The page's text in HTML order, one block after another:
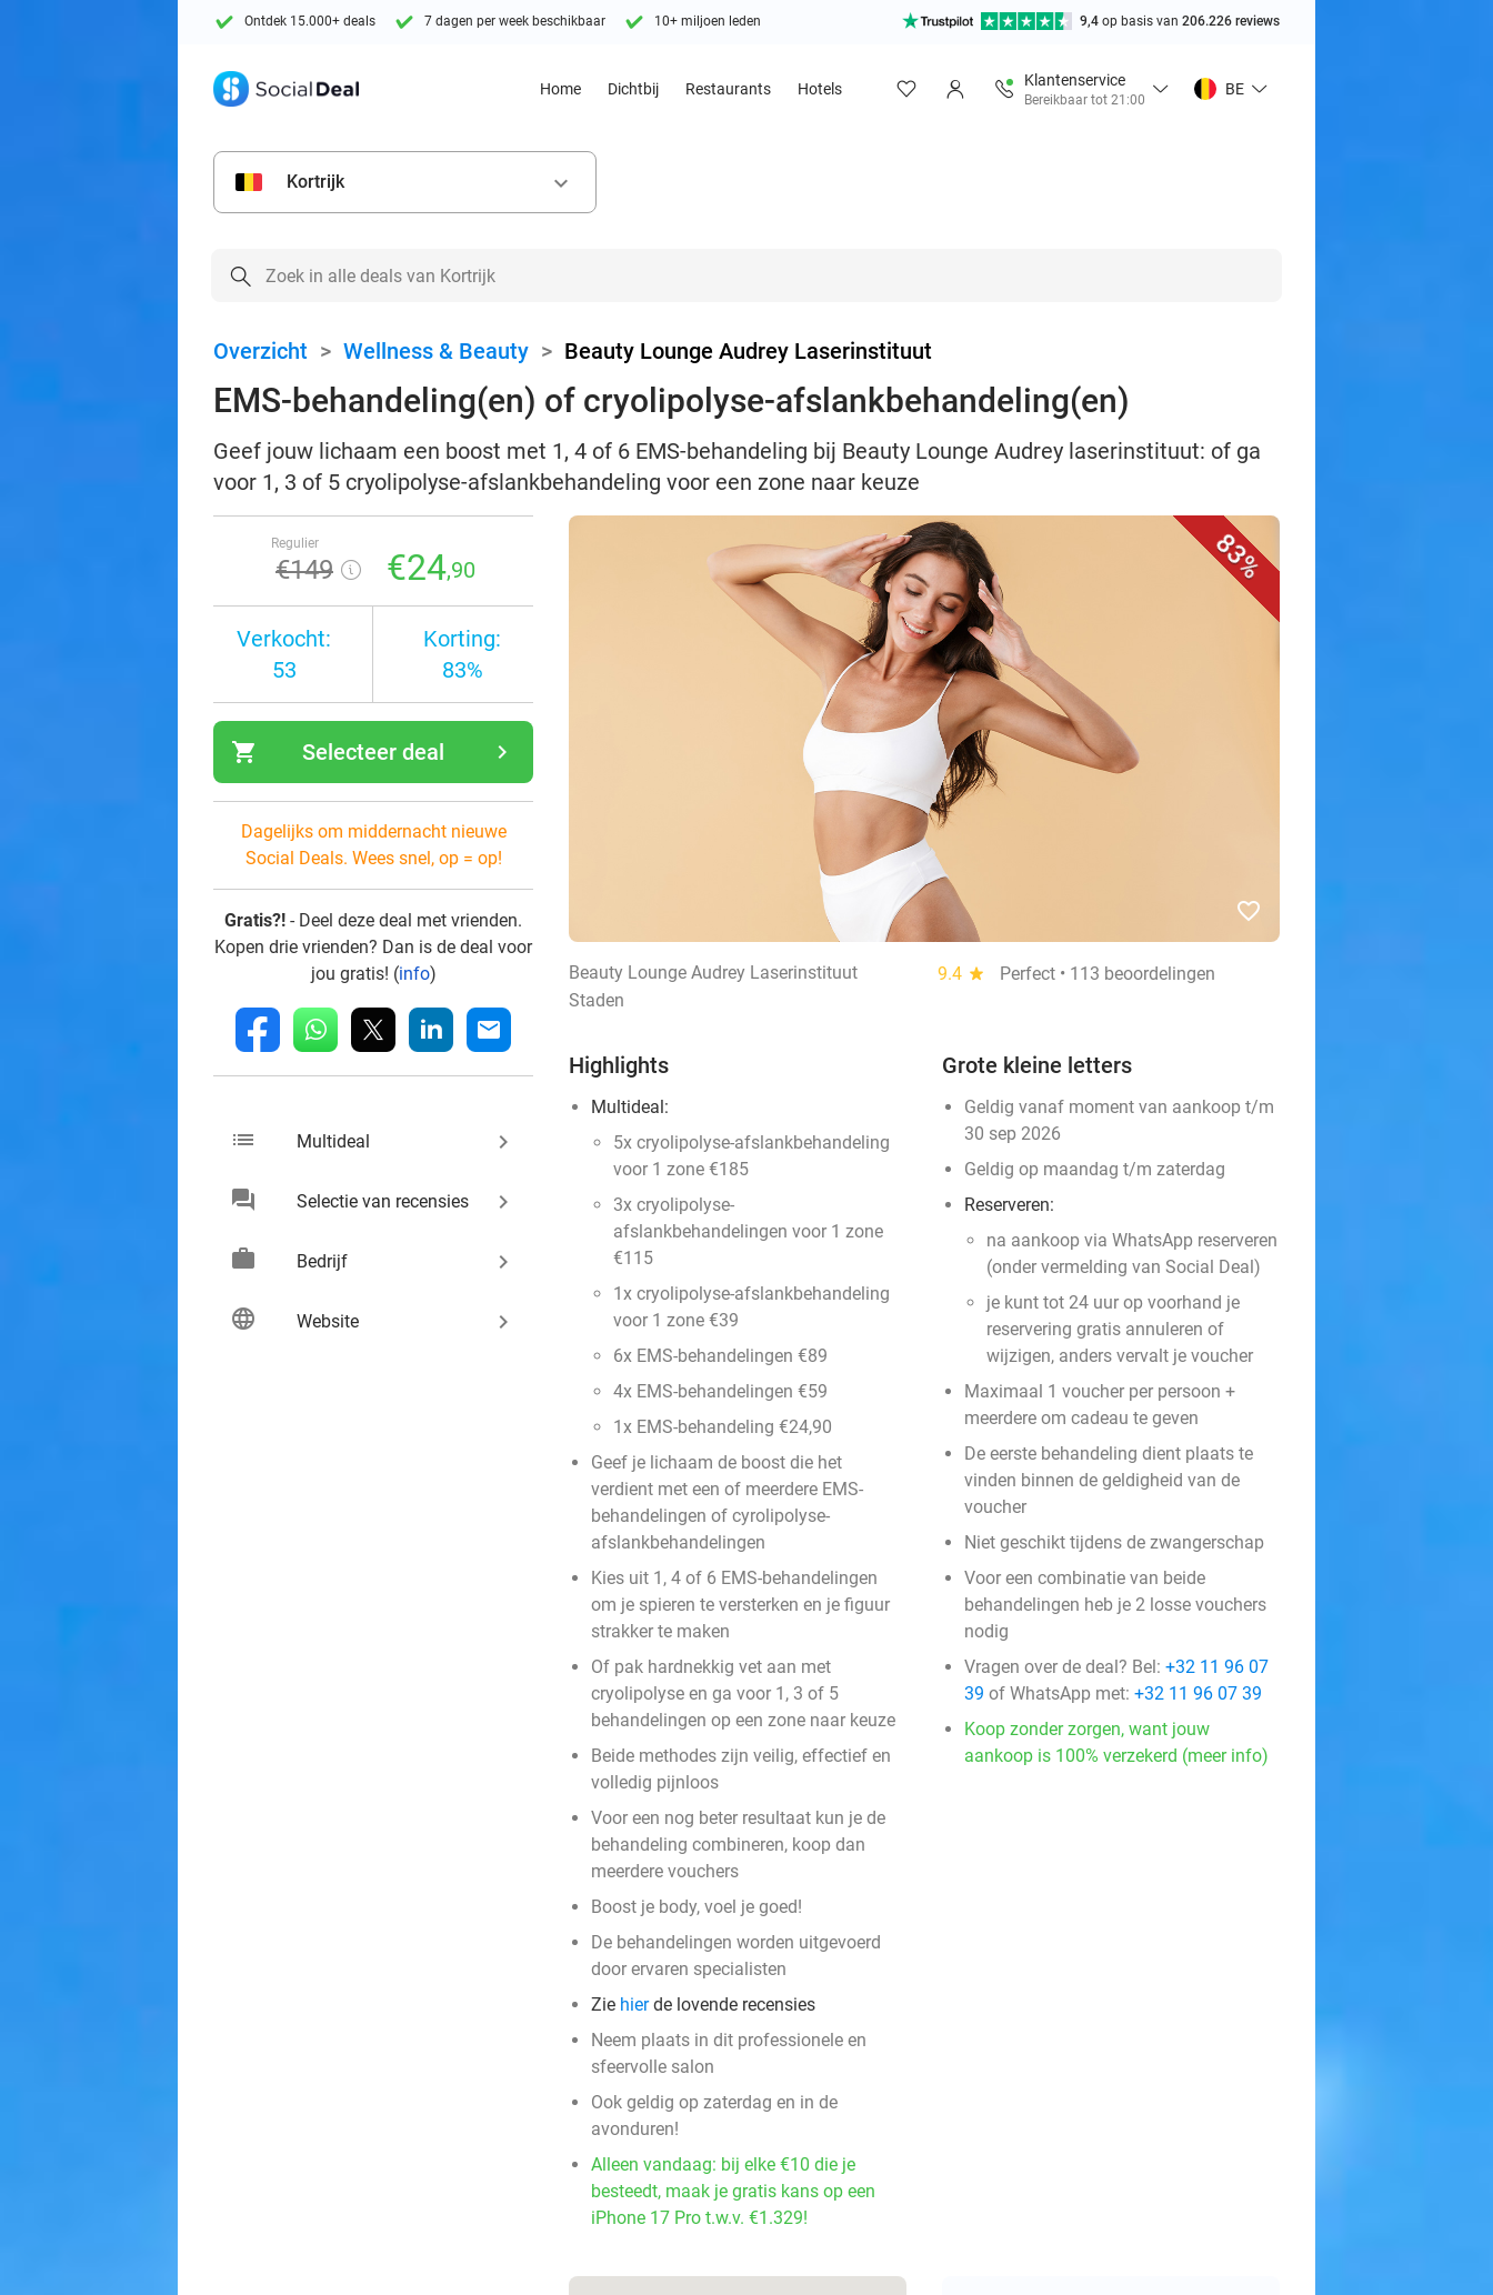
Ontdek 15.000+ deals 7 dagen per week beschikbaar 10+ miljoen leden 9,4 op basis van 206.226 reviews
Home Dichtbij Restaurants Hotels
Klantenservice
Bereikbaar tot 21:00
BE
Kortrijk keyboard_arrow_down
Overzicht > Wellness & Beauty > Beauty Lounge Audrey Laserinstituut
EMS-behandeling(en) of cryolipolyse-afslankbehandeling(en)
Geef jouw lichaam een boost met 1, 4 of 6 EMS-behandeling bij Beauty Lounge Audrey laserinstituut: of ga
voor 1, 3 of 5 cryolipolyse-afslankbehandeling voor een zone naar keuze
Regulier
€149 €24,90
Verkocht:
53
Korting:
83%
shopping_cart navigate_next
Selecteer deal
Dagelijks om middernacht nieuwe
Social Deals. Wees snel, op = op!
Gratis?! - Deel deze deal met vrienden.
Kopen drie vrienden? Dan is de deal voor
jou gratis! (info)
fb whatsapp linkedin mail
list Multideal keyboard_arrow_right
chat Selectie van recensies keyboard_arrow_right
work Bedrijf keyboard_arrow_right
language Website keyboard_arrow_right
83%
favorite_border
Beauty Lounge Audrey Laserinstituut 9.4 star
Perfect • 113 beoordelingen
Staden
Highlights
Multideal:
5x cryolipolyse-afslankbehandeling
voor 1 zone €185
3x cryolipolyse-
afslankbehandelingen voor 1 zone
€115
1x cryolipolyse-afslankbehandeling
voor 1 zone €39
6x EMS-behandelingen €89
4x EMS-behandelingen €59
1x EMS-behandeling €24,90
Geef je lichaam de boost die het
verdient met een of meerdere EMS-
behandelingen of cyrolipolyse-
afslankbehandelingen
Kies uit 1, 4 of 6 EMS-behandelingen
om je spieren te versterken en je figuur
strakker te maken
Of pak hardnekkig vet aan met
cryolipolyse en ga voor 1, 3 of 5
behandelingen op een zone naar keuze
Beide methodes zijn veilig, effectief en
volledig pijnloos
Voor een nog beter resultaat kun je de
behandeling combineren, koop dan
meerdere vouchers
Boost je body, voel je goed!
De behandelingen worden uitgevoerd
door ervaren specialisten
Zie hierde lovende recensies
Neem plaats in dit professionele en
sfeervolle salon
Ook geldig op zaterdag en in de
avonduren!
Alleen vandaag: bij elke €10 die je
besteedt, maak je gratis kans op een
iPhone 17 Pro t.w.v. €1.329!
Grote kleine letters
Geldig vanaf moment van aankoop t/m
30 sep 2026
Geldig op maandag t/m zaterdag
Reserveren:
na aankoop via WhatsApp reserveren
(onder vermelding van Social Deal)
je kunt tot 24 uur op voorhand je
reservering gratis annuleren of
wijzigen, anders vervalt je voucher
Maximaal 1 voucher per persoon +
meerdere om cadeau te geven
De eerste behandeling dient plaats te
vinden binnen de geldigheid van de
voucher
Niet geschikt tijdens de zwangerschap
Voor een combinatie van beide
behandelingen heb je 2 losse vouchers
nodig
Vragen over de deal? Bel: +32 11 96 07
39 of WhatsApp met: +32 11 96 07 39
Koop zonder zorgen, want jouw
aankoop is 100% verzekerd (meer info)